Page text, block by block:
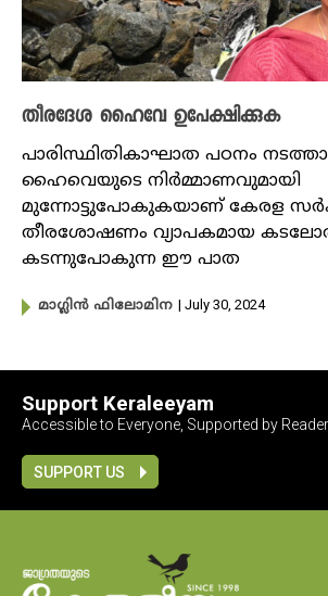
തീരദേശ ഹൈവേ ഉപേക്ഷിക്കുക
പാരിസ്ഥിതികാഘാത പഠനം
ഹൈവെയുടെ നിർമ്മാണവുമായി
മുന്നോട്ടുപോകുകയാണ് കേരള
തീരശോഷണം വ്യാപകമായ
കടന്നുപോകുന്ന ഈ പാത
മാ​ഗ്ലിൻ ഫിലോമിന | July 30, 2024
Support Keraleeyam
Accessible to Everyone, Supported by
SUPPORT US